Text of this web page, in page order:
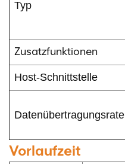
Typ
Zusatzfunktionen
Host-Schnittstelle
Datenübertragungsrate
Vorlaufzeit